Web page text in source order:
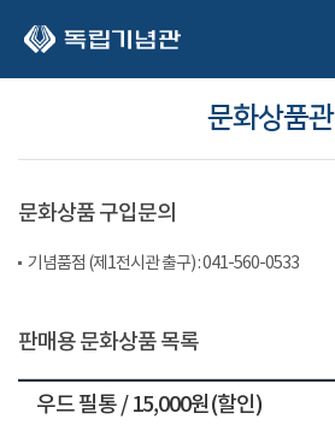
문화상품관
문화상품 구입문의
기념품점 (제1전시관 출구) : 041-560-0533
판매용 문화상품 목록
우드 필통 / 15,000원(할인)